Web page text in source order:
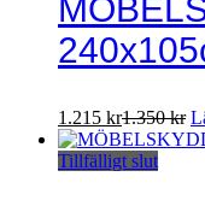
1.215 kr1.350kr
Tillfälligt slut